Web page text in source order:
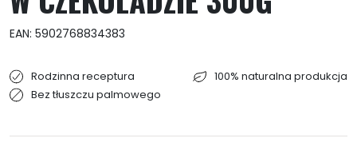
EAN: 5902768834383
Rodzinna receptura
100% naturalna produkcja
Bez tłuszczu palmowego